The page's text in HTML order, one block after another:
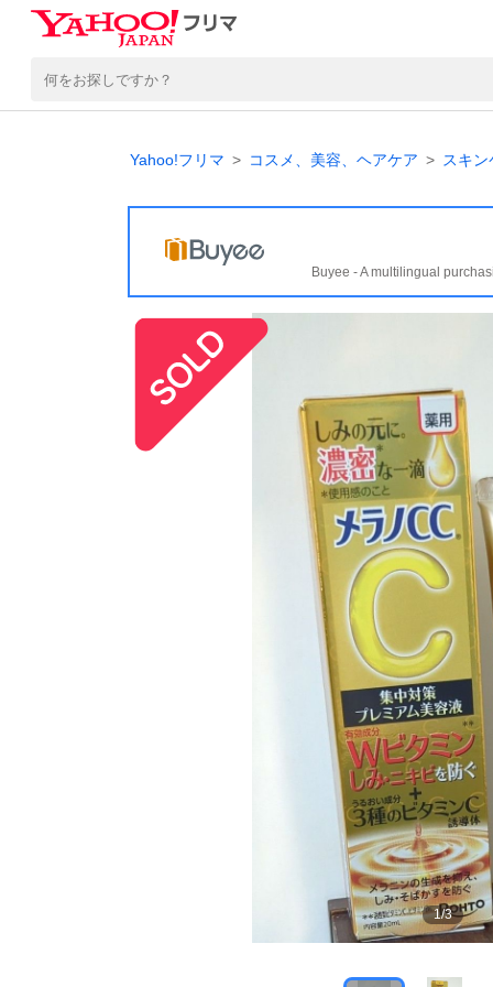
Yahoo!フリマ コスメ、美容、ヘアケア スキ
Buyee - A multilingual
1/3